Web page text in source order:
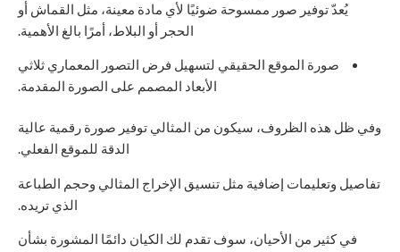
يُعدّ توفير صور ممسوحة ضوئيًا لأي مادة معينة، مثل القماش أو
الحجر أو البلاط، أمرًا بالغ الأهمية.
صورة الموقع الحقيقي لتسهيل فرض التصور المعماري ثلاثي
الأبعاد المصمم على الصورة المقدمة.
وفي ظل هذه الظروف، سيكون من المثالي توفير صورة رقمية عالية
الدقة للموقع الفعلي.
تفاصيل وتعليمات إضافية مثل تنسيق الإخراج المثالي وحجم الطباعة
الذي تريده.
في كثير من الأحيان، سوف تقدم لك الكيان دائمًا المشورة بشأن